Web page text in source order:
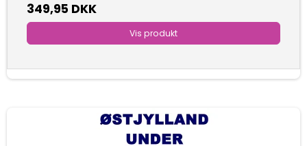
349,95 DKK
Vis produkt